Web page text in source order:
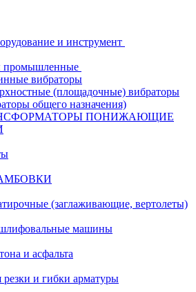
и инструмент
промышленные
вибраторы
(площадочные) вибраторы
общего назначения)
ПОНИЖАЮЩИЕ
(заглаживающие, вертолеты)
машины
и асфальта
резки и гибки арматуры